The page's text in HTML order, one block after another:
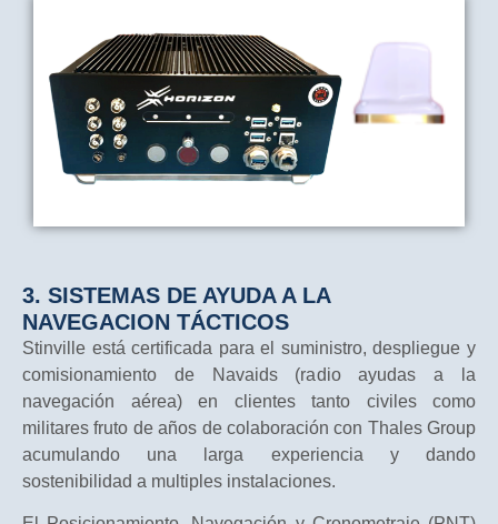
3. SISTEMAS DE AYUDA A LA
NAVEGACION TÁCTICOS
Stinville está certificada para el suministro, despliegue y
comisionamiento de Navaids (radio ayudas a la
navegación aérea) en clientes tanto civiles como
militares fruto de años de colaboración con Thales Group
acumulando una larga experiencia y dando
sostenibilidad a multiples instalaciones.